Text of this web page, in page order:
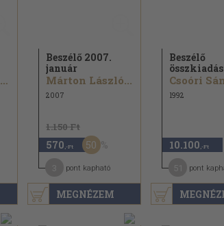
Galántai Zoltán...
MEGNÉZEM
Beszélő 2007.
január
Márton László...
2007
1.150 Ft
570 ,-Ft 50
pont kapható
Beszélő
Csoóri
1992
10.100 ,-Ft
pont